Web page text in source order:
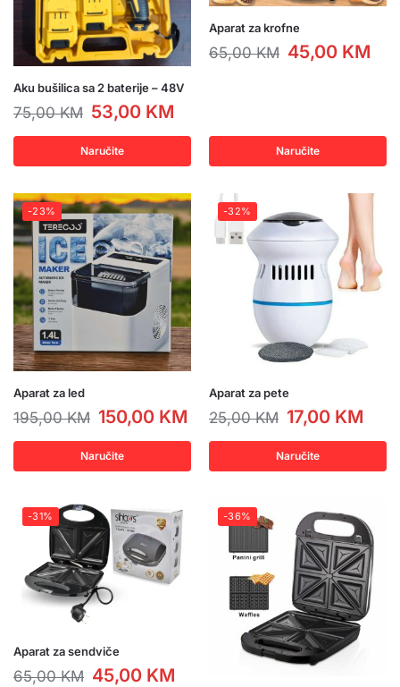
Aku bušilica sa 2 baterije – 48V
75,00KM 53,00 KM
Naručite
Aparat za krofne
65,00KM 45,00 KM
Naručite
-23%
Aparat za led
195,00KM 150,00 KM
Naručite
-32%
Aparat za pete
25,00KM 17,00 KM
Naručite
-31%
Aparat za sendviče
65,00KM 45,00 KM
-36%